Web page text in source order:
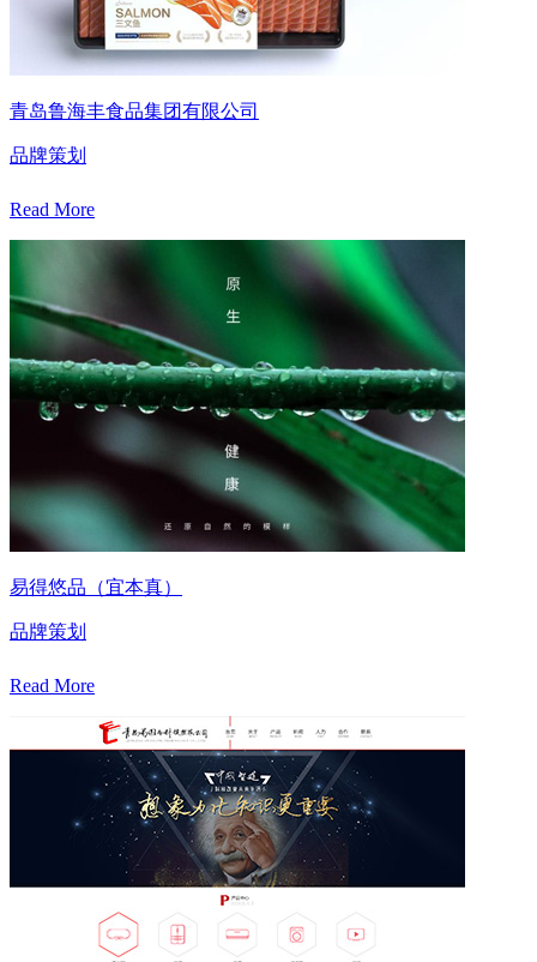
青岛鲁海丰食品集团有限公司
品牌策划
Read More
易得悠品（宜本真）
品牌策划
Read More